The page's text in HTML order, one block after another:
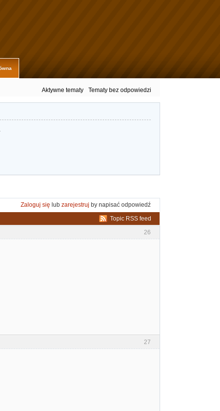
Aktywne tematy Tematy bez odpowiedzi
Zaloguj się lub zarejestruj by napisać odpowiedź
Topic RSS feed
26
27